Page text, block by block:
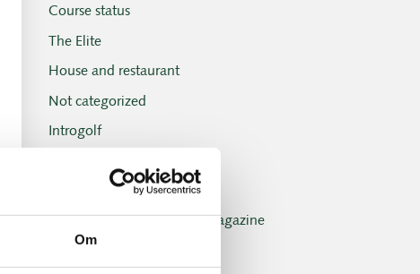
Om
Course status
The Elite
House and restaurant
Not categorized
Introgolf
Club magazine + Annual magazine